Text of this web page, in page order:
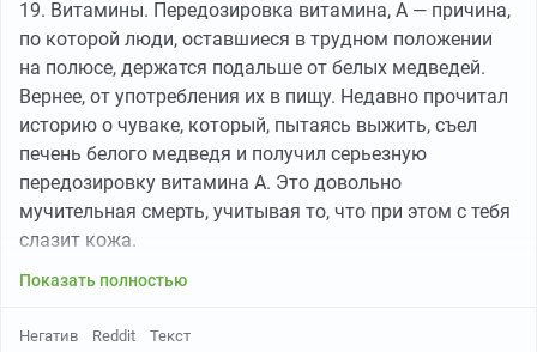
19. Витамины. Передозировка витамина, А — причина,
по которой люди, оставшиеся в трудном положении
на полюсе, держатся подальше от белых медведей.
Вернее, от употребления их в пищу. Недавно прочитал
историю о чуваке, который, пытаясь выжить, съел
печень белого медведя и получил серьезную
передозировку витамина А. Это довольно
мучительная смерть, учитывая то, что при этом с тебя
слазит кожа.
Показать полностью
Негатив Reddit Текст